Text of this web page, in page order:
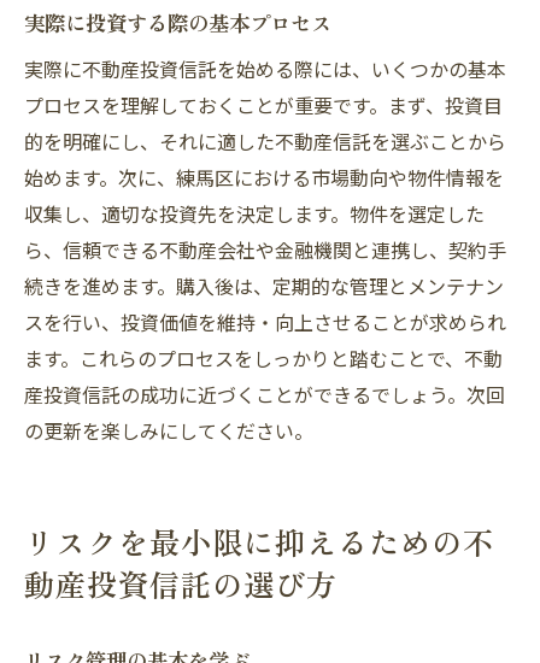
実際に投資する際の基本プロセス
実際に不動産投資信託を始める際には、いくつかの基本
プロセスを理解しておくことが重要です。まず、投資目
的を明確にし、それに適した不動産信託を選ぶことから
始めます。次に、練馬区における市場動向や物件情報を
収集し、適切な投資先を決定します。物件を選定した
ら、信頼できる不動産会社や金融機関と連携し、契約手
続きを進めます。購入後は、定期的な管理とメンテナン
スを行い、投資価値を維持・向上させることが求められ
ます。これらのプロセスをしっかりと踏むことで、不動
産投資信託の成功に近づくことができるでしょう。次回
の更新を楽しみにしてください。
リスクを最小限に抑えるための不
動産投資信託の選び方